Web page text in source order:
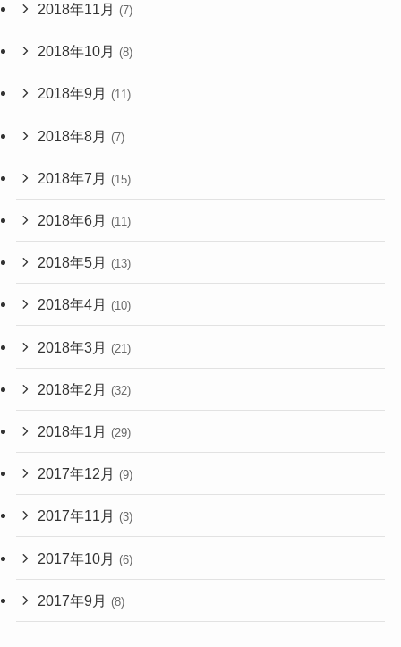
2018年11月 (7)
2018年10月 (8)
2018年9月 (11)
2018年8月 (7)
2018年7月 (15)
2018年6月 (11)
2018年5月 (13)
2018年4月 (10)
2018年3月 (21)
2018年2月 (32)
2018年1月 (29)
2017年12月 (9)
2017年11月 (3)
2017年10月 (6)
2017年9月 (8)